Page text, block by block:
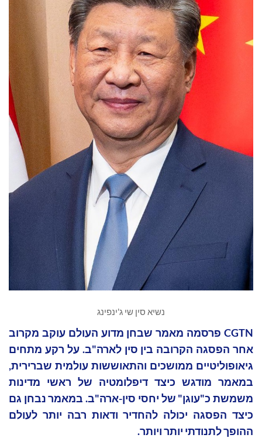
נשיא סין שי ג'ינפינג
CGTN פרסמה מאמר שבחן מדוע העולם עוקב מקרוב
אחר הפסגה הקרובה בין סין לארה"ב. על רקע מתחים
גיאופוליטיים ממושכים והתאוששות עולמית שברירית,
במאמר מודגש כיצד דיפלומטיה של ראשי מדינות
משמשת כ"עוגן" של יחסי סין-ארה"ב. במאמר נבחן גם
כיצד הפסגה יכולה להחדיר ודאות רבה יותר לעולם
ההופך לתנודתי יותר ויותר.